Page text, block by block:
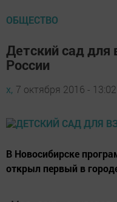
ОБЩЕСТВО
Детский сад для
России
х, 7 октября 2016 - 13:02
В Новосибирске
открыл первый в